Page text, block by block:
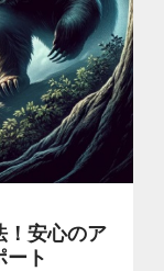
！安心のア
ート